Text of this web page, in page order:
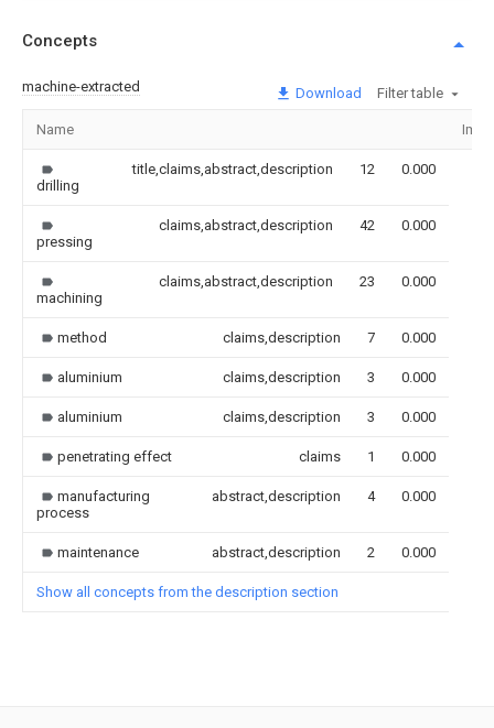
Concepts
machine-extracted Download Filter table
Name
drilling
title,claims,abstract,description 12 0.000
pressing
claims,abstract,description 42 0.000
machining
claims,abstract,description 23 0.000
method claims,description 7 0.000
aluminium claims,description 3 0.000
aluminium claims,description 3 0.000
penetrating effect claims 1 0.000
manufacturing
process
abstract,description 4 0.000
maintenance abstract,description 2 0.000
Show all concepts from the description section